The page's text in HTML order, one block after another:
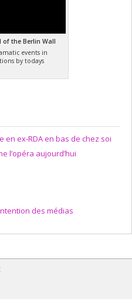
of the Berlin Wall
events in
by todays
en ex-RDA en bas de chez soi
l’opéra aujourd’hui
des médias